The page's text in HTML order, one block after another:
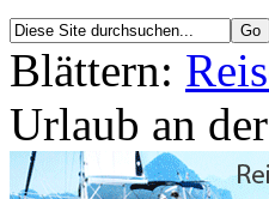
Blättern:
Urlaub an